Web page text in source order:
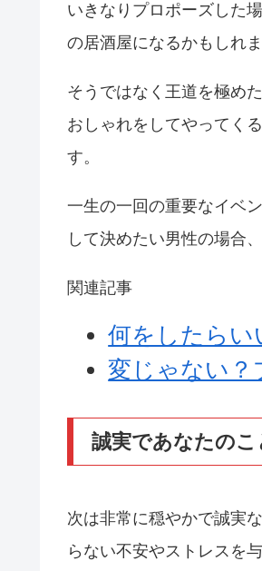
いきなりプロポーズした
の居酒屋になるかもしれま
そうではなく王道を極め
おしゃれをしてやってく
す。
一生の一回の重要なイベ
して決めたい男性の場合
関連記事
何をしたらい
変じゃない？
誠実であなたの
次は非常に穏やかで誠実
らない不安やストレスを